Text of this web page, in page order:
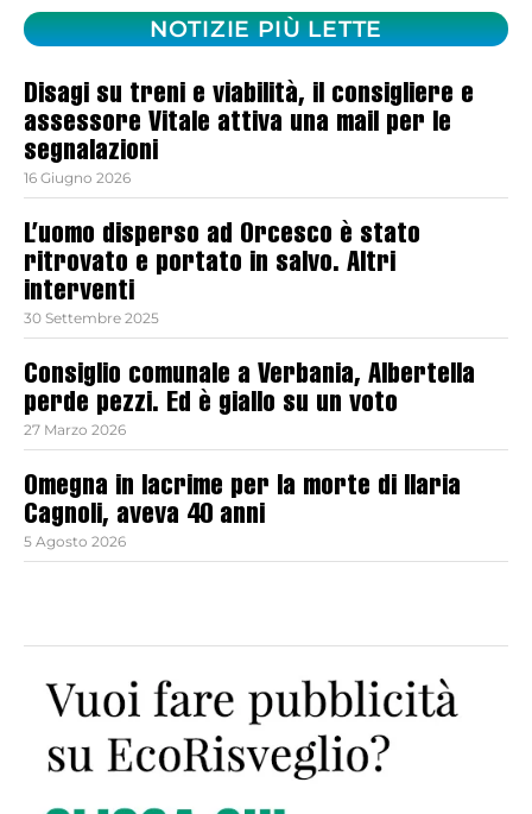
NOTIZIE PIÙ LETTE
Disagi su treni e viabilità, il consigliere e
assessore Vitale attiva una mail per le
segnalazioni
16 Giugno 2026
L’uomo disperso ad Orcesco è stato
ritrovato e portato in salvo. Altri
interventi
30 Settembre 2025
Consiglio comunale a Verbania, Albertella
perde pezzi. Ed è giallo su un voto
27 Marzo 2026
Omegna in lacrime per la morte di Ilaria
Cagnoli, aveva 40 anni
5 Agosto 2026